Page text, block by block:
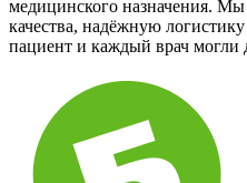
медицинского назначения. Мы
качества, надёжную
пациент и каждый врач могли